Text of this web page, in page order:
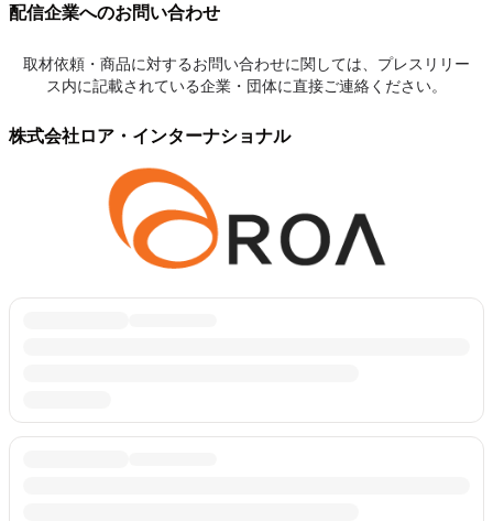
配信企業へのお問い合わせ
取材依頼・商品に対するお問い合わせに関しては、プレスリリー
ス内に記載されている企業・団体に直接ご連絡ください。
株式会社ロア・インターナショナル